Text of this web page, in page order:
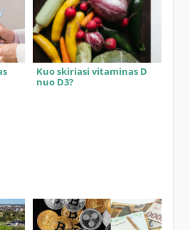
Kuo skiriasi vitaminas D
nuo D3?